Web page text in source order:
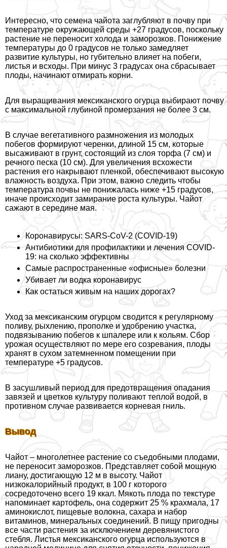
Интересно, что семена чайота заглубляют в почву при
температуре окружающей среды +27 градусов, поскольку
растение не переносит холода и заморозков. Понижение
температуры до 0 градусов не только замедляет
развитие культуры, но губительно влияет на побеги,
листья и всходы. При минус 3 градусах она сбрасывает
плоды, начинают отмирать корни.
Для выращивания мексиканского огурца выбирают почву
с максимальной глубиной промерзания не более 3 см.
В случае вегетативного размножения из молодых
побегов формируют черенки, длиной 15 см, которые
высаживают в грунт, состоящий из слоя торфа (7 см) и
речного песка (10 см). Для увеличения всхожести
растения его накрывают пленкой, обеспечивают высокую
влажность воздуха. При этом, важно следить чтобы
температура почвы не понижалась ниже +15 градусов,
иначе происходит замирание роста культуры. Чайот
сажают в середине мая.
Коронавирусы: SARS-CoV-2 (COVID-19)
Антибиотики для профилактики и лечения COVID-
19: на сколько эффективны
Самые распространенные «офисные» болезни
Убивает ли водка коронавирус
Как остаться живым на наших дорогах?
Уход за мексиканским огурцом сводится к регулярному
поливу, рыхлению, прополке и удобрению участка,
подвязыванию побегов к шпалере или к кольям. Сбор
урожая осуществляют по мере его созревания, плоды
хранят в сухом затемненном помещении при
температуре +5 градусов.
В засушливый период для предотвращения опадания
завязей и цветков культуру поливают теплой водой, в
противном случае развивается корневая гниль.
Вывод
Чайот – многолетнее растение со съедобными плодами,
не переносит заморозков. Представляет собой мощную
лиану, достигающую 12 м в высоту. Чайот
низкокалорийный продукт, в 100 г которого
сосредоточено всего 19 ккал. Мякоть плода по текстуре
напоминает картофель, она содержит 25 % крахмала, 17
аминокислот, пищевые волокна, сахара и набор
витаминов, минеральных соединений. В пищу пригодны
все части растения за исключением деревянистого
стeбля. Листья мексиканского огурца используются в